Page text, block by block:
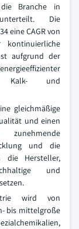
Branche in
Die
eine CAGR von
aufgrund der
Kalk- und
gleichmäßige
und einen
zunehmende
und die
die Hersteller,
und
wird von
bis mittelgroße